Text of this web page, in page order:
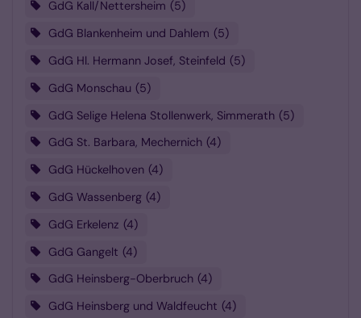
GdG Kall/Nettersheim
5
GdG Blankenheim und Dahlem 5
GdG Hl. Hermann Josef, Steinfeld 5
GdG Monschau 5
GdG Selige Helena Stollenwerk, Simmerath 5
GdG St. Barbara, Mechernich 4
GdG Hückelhoven 4
GdG Wassenberg 4
GdG Erkelenz 4
GdG Gangelt 4
GdG Heinsberg-Oberbruch 4
GdG Heinsberg und Waldfeucht 4